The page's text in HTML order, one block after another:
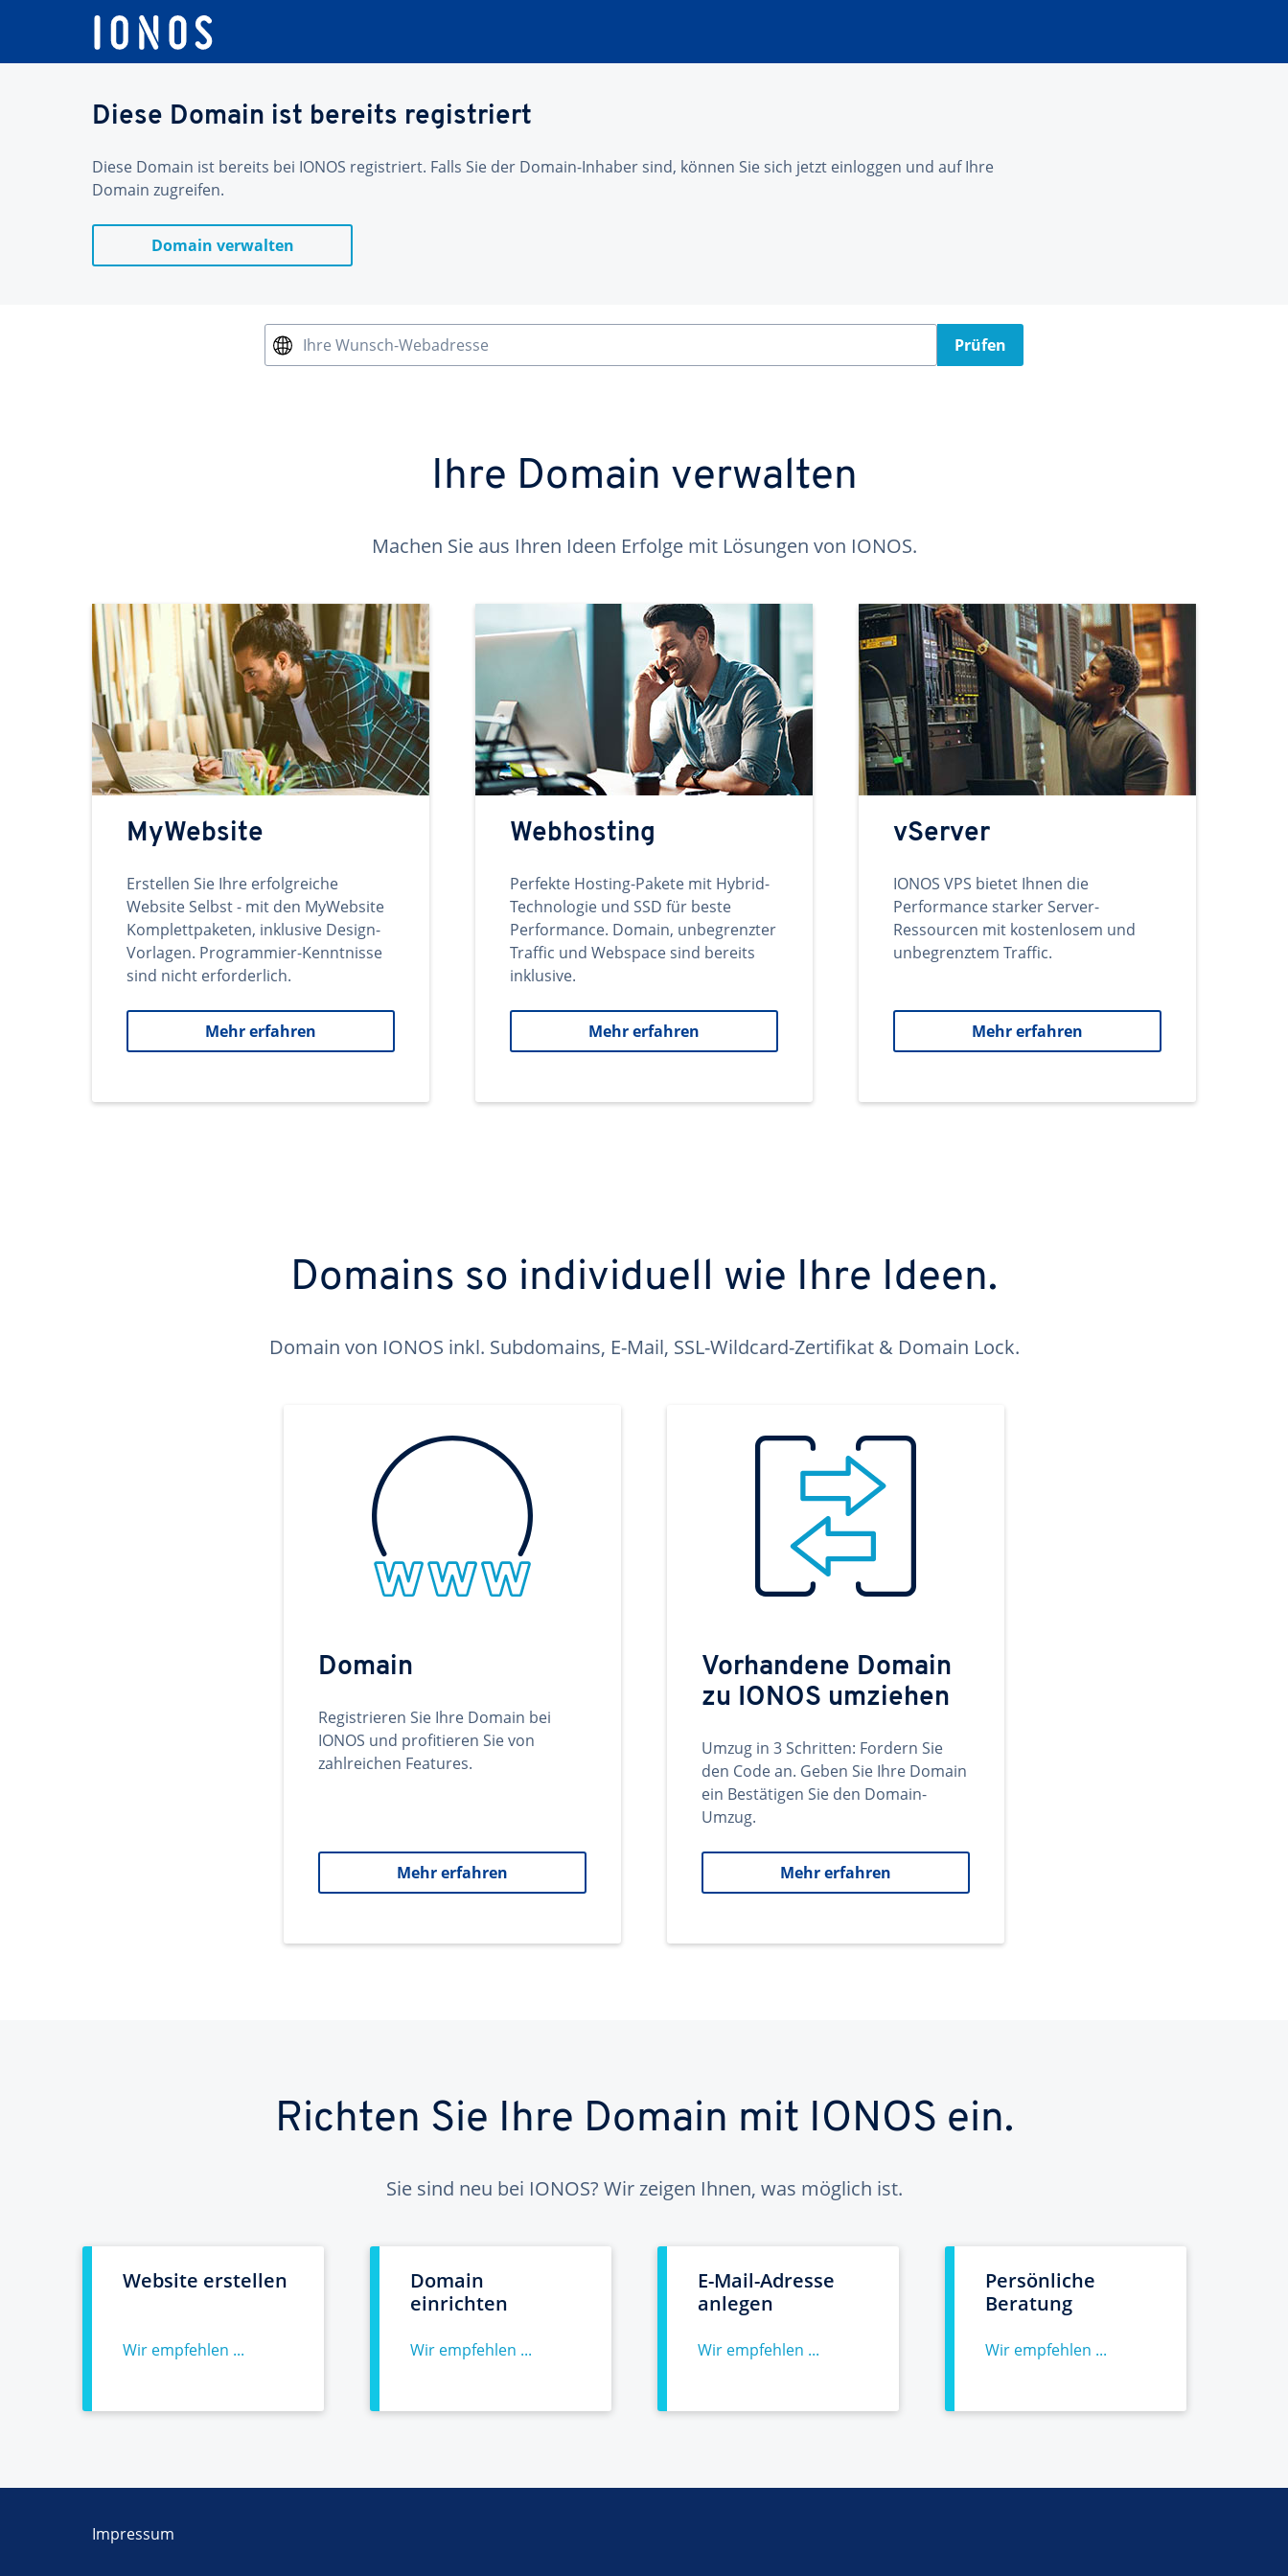
Diese Domain ist bereits registriert
Diese Domain ist bereits bei IONOS registriert. Falls Sie der Domain-Inhaber sind, können Sie sich jetzt einloggen und auf Ihre
Domain zugreifen.
Domain verwalten
Ihre Wunsch-Webadresse Prüfen
Ihre Domain verwalten
Machen Sie aus Ihren Ideen Erfolge mit Lösungen von IONOS.
MyWebsite
Erstellen Sie Ihre erfolgreiche
Website Selbst - mit den MyWebsite
Komplettpaketen, inklusive Design-
Vorlagen. Programmier-Kenntnisse
sind nicht erforderlich.
Mehr erfahren
Webhosting
Perfekte Hosting-Pakete mit Hybrid-
Technologie und SSD für beste
Performance. Domain, unbegrenzter
Traffic und Webspace sind bereits
inklusive.
Mehr erfahren
vServer
IONOS VPS bietet Ihnen die
Performance starker Server-
Ressourcen mit kostenlosem und
unbegrenztem Traffic.
Mehr erfahren
Domains so individuell wie Ihre Ideen.
Domain von IONOS inkl. Subdomains, E-Mail, SSL-Wildcard-Zertifikat & Domain Lock.
Domain
Registrieren Sie Ihre Domain bei
IONOS und profitieren Sie von
zahlreichen Features.
Mehr erfahren
Vorhandene Domain
zu IONOS umziehen
Umzug in 3 Schritten: Fordern Sie
den Code an. Geben Sie Ihre Domain
ein Bestätigen Sie den Domain-
Umzug.
Mehr erfahren
Richten Sie Ihre Domain mit IONOS ein.
Sie sind neu bei IONOS? Wir zeigen Ihnen, was möglich ist.
Website erstellen
Wir empfehlen ...
Domain
einrichten
Wir empfehlen ...
E-Mail-Adresse
anlegen
Wir empfehlen ...
Persönliche
Beratung
Wir empfehlen ...
Impressum